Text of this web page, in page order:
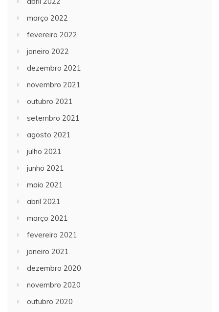
março 2022
fevereiro 2022
janeiro 2022
dezembro 2021
novembro 2021
outubro 2021
setembro 2021
agosto 2021
julho 2021
junho 2021
maio 2021
abril 2021
março 2021
fevereiro 2021
janeiro 2021
dezembro 2020
novembro 2020
outubro 2020